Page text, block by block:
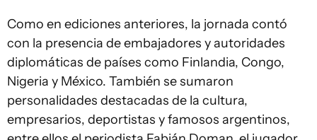
Como en ediciones anteriores, la jornada contó
con la presencia de embajadores y autoridades
diplomáticas de países como Finlandia, Congo,
Nigeria y México. También se sumaron
personalidades destacadas de la cultura,
empresarios, deportistas y famosos argentinos,